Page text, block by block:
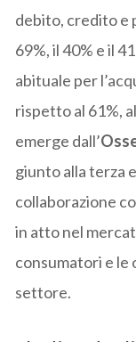
debito, credito e
69%, il 40% e il
abituale per
rispetto al 61%,
emerge dall’
giunto alla terza
collaborazione
in atto nel
consumatori e
settore.